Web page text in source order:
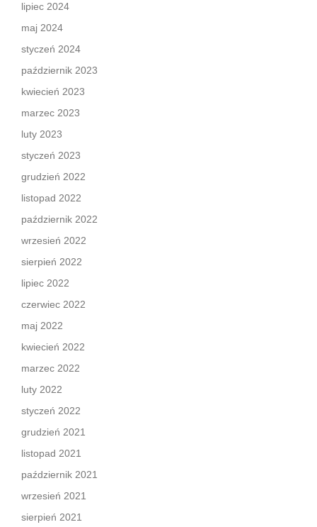
lipiec 2024
maj 2024
styczeń 2024
październik 2023
kwiecień 2023
marzec 2023
luty 2023
styczeń 2023
grudzień 2022
listopad 2022
październik 2022
wrzesień 2022
sierpień 2022
lipiec 2022
czerwiec 2022
maj 2022
kwiecień 2022
marzec 2022
luty 2022
styczeń 2022
grudzień 2021
listopad 2021
październik 2021
wrzesień 2021
sierpień 2021